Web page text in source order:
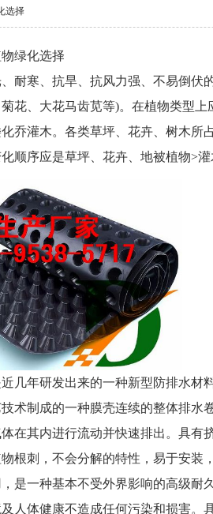
选择
绿化选择
耐寒、抗旱、抗风力强、不易倒伏
花、大花马齿苋等)。在植物类型
乔灌木。各类草坪、花卉、树木所
顺序应是草坪、花卉、地被植物>灌
几年研发出来的一种新型防排水材
术制成的一种膜壳连续的整体排水
在其内进行流动并快速排出。具有
根刺，不会分解的特性，易于安装
是一种基本不受外界影响的高级耐
人体健康不造成任何污染和损害。